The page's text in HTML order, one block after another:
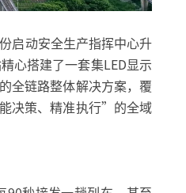
启动安全生产指挥中心升
心搭建了一套集LED显示
全链路整体解决方案，覆
决策、精准执行”的全域